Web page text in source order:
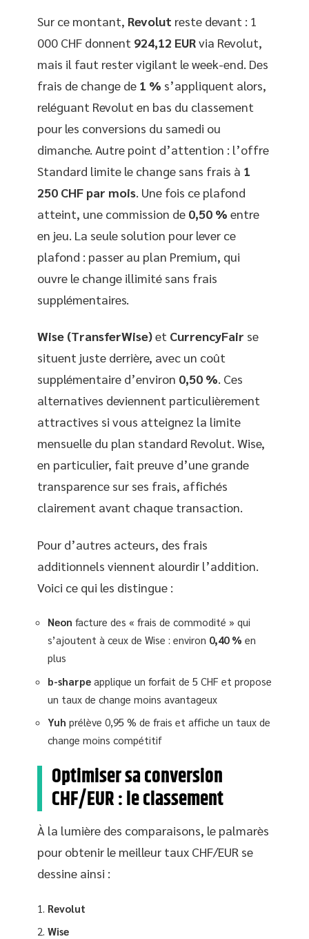
Sur ce montant, Revolut reste devant : 1
000 CHF donnent 924,12 EURvia Revolut,
mais il faut rester vigilant le week-end. Des
frais de change de 1 % s’appliquent alors,
reléguant Revolut en bas du classement
pour les conversions du samedi ou
dimanche. Autre point d’attention : l’offre
Standard limite le change sans frais à 1
250 CHF par mois . Une fois ce plafond
atteint, une commission de 0,50 % entre
en jeu. La seule solution pour lever ce
plafond : passer au plan Premium, qui
ouvre le change illimité sans frais
supplémentaires.
Wise (TransferWise)et CurrencyFair se
situent juste derrière, avec un coût
supplémentaire d’environ 0,50 %. Ces
alternatives deviennent particulièrement
attractives si vous atteignez la limite
mensuelle du plan standard Revolut. Wise,
en particulier, fait preuve d’une grande
transparence sur ses frais, affichés
clairement avant chaque transaction.
Pour d’autres acteurs, des frais
additionnels viennent alourdir l’addition.
Voici ce qui les distingue :
Neon facture des « frais de commodité » qui
s’ajoutent à ceux de Wise : environ 0,40 % en
plus
b-sharpe applique un forfait de 5 CHF et propose
un taux de change moins avantageux
Yuh prélève 0,95 % de frais et affiche un taux de
change moins compétitif
Optimiser sa conversion
CHF/EUR : le classement
À la lumière des comparaisons, le palmarès
pour obtenir le meilleur taux CHF/EUR se
dessine ainsi :
Revolut
Wise